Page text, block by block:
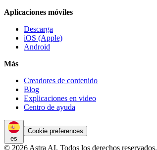
Aplicaciones móviles
Descarga
iOS (Apple)
Android
Más
Creadores de contenido
Blog
Explicaciones en video
Centro de ayuda
es
Cookie preferences
© 2026 Astra AI. Todos los derechos reservados.